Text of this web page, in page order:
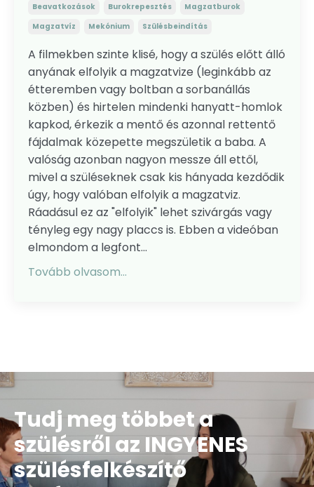
Beavatkozások Burokrepesztés
Magzatburok
Magzatvíz
Mekónium Szülésbeindítás
A filmekben szinte klisé, hogy a szülés előtt álló
anyának elfolyik a magzatvize (leginkább az
étteremben vagy boltban a sorbanállás
közben) és hirtelen mindenki hanyatt-homlok
kapkod, érkezik a mentő és azonnal rettentő
fájdalmak közepette megszületik a baba. A
valóság azonban nagyon messze áll ettől,
mivel a szüléseknek csak kis hányada kezdődik
úgy, hogy valóban elfolyik a magzatviz.
Ráadásul ez az "elfolyik" lehet szivárgás vagy
tényleg egy nagy placcs is. Ebben a videóban
elmondom a legfont...
Tovább olvasom...
Tudj meg többet a
szülésről az INGYENES
szülésfelkészítő